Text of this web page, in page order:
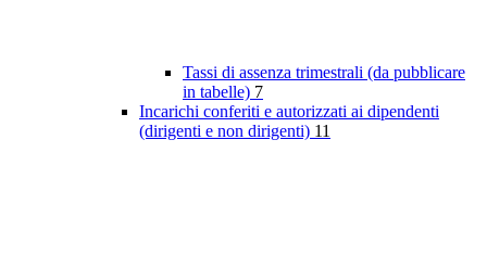
Tassi di assenza trimestrali (da pubblicare
in tabelle) 7
Incarichi conferiti e autorizzati ai dipendenti
(dirigenti e non dirigenti) 11